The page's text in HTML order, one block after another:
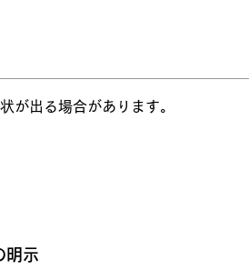
が出る場合があります。
明示